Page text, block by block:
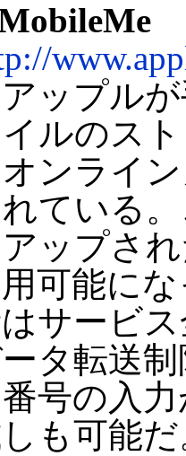
ップルが
イルのス
ンライ
ている
ップさ
可能に
サービ
タ転送
番号の入
も可能